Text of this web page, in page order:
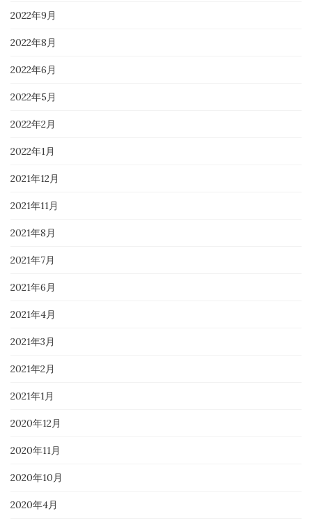
2022年9月
2022年8月
2022年6月
2022年5月
2022年2月
2022年1月
2021年12月
2021年11月
2021年8月
2021年7月
2021年6月
2021年4月
2021年3月
2021年2月
2021年1月
2020年12月
2020年11月
2020年10月
2020年4月